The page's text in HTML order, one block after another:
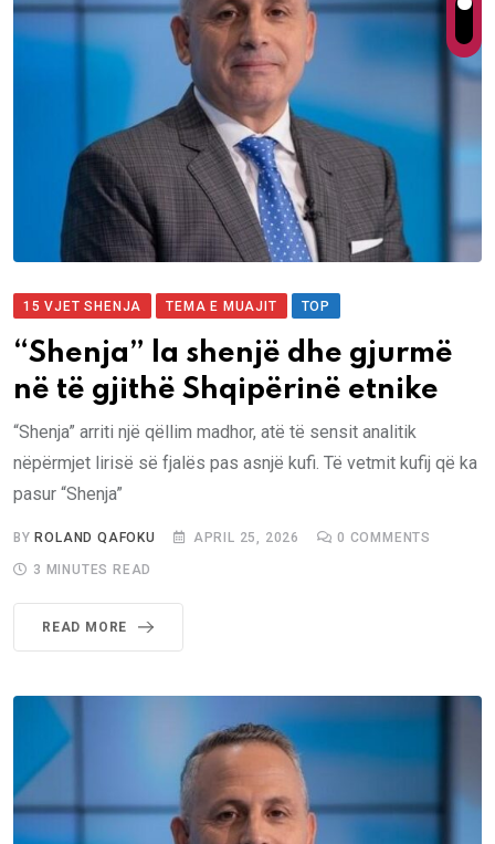
15 VJET SHENJA TEMA E MUAJIT TOP
“Shenja” la shenjë dhe gjurmë
në të gjithë Shqipërinë etnike
“Shenja” arriti një qëllim madhor, atë të sensit analitik
nëpërmjet lirisë së fjalës pas asnjë kufi. Të vetmit kufij që ka
pasur “Shenja”
BYROLAND QAFOKU APRIL 25, 2026 0 COMMENTS
3 MINUTES READ
READ MORE